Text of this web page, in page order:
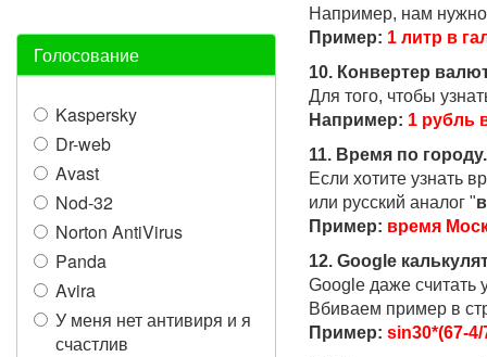
Голосование
Kaspersky
Dr-web
Avast
Nod-32
Norton AntiVirus
Panda
Avira
У меня нет антивиря и я
счастлив
Например, нам нужно
Пример: 1 литр в
10. Конвертер
Для того, чтобы
Например: 1 рубль
11. Время по городу.
Если хотите узнать
или русский аналог "
Пример: время
12. Google
Google даже считать
Вбиваем пример в
Пример: sin30*(67-4/